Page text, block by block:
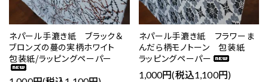
ネパール手漉き紙 ブラック＆
ブロンズの蔓の実柄ホワイト
包装紙/ラッピングペーパー
ネパール手漉き紙 フラワーま
んだら柄モノトーン 包装紙
ラッピングペーパー
1,000円(税込1,100円)